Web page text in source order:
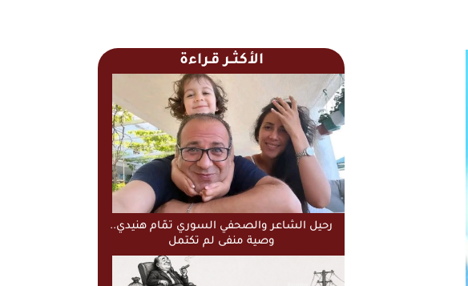
الأكثــر قـراءة
رحيل الشاعر والصحفي السوري تمّام هنيدي..
وصية منفى لم تكتمل